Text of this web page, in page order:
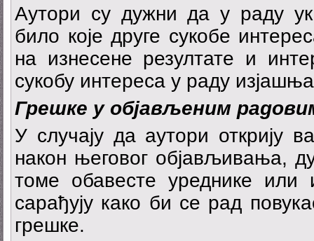
Аутори су дужни да у раду
било које друге сукобе
на изнесене резултате и
сукобу интереса у раду
Грешке у објављеним
У случају да аутори открију
након његовог објављивања,
томе обавесте уреднике
сарађују како би се рад
грешке.